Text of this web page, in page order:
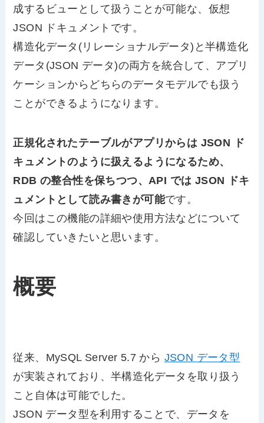
成するビューとして扱うことが可能な、仮想
JSON ドキュメントです。
構造化データ(リレーショナルデータ)と半構造化
データ(JSON データ)の両方を統合して、アプリ
ケーションからどちらのデータモデルでも扱う
ことができるようになります。
正規化されたテーブルがアプリからは JSON ド
キュメントのように扱えるようになるため、
RDB の整合性を保ちつつ、API では JSON ドキ
ュメントとして読み書きが可能です。
今回はこの機能の詳細や使用方法などについて
確認していきたいと思います。
概要
従来、MySQL Server 5.7 から JSON データ型
が実装されており、半構造化データを取り扱う
こと自体は可能でした。
JSON データ型を利用することで、データを